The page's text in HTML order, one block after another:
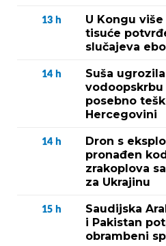
13 h
U Kongu
tisuće
slučajeva
14 h
Suša ugrozila
vodoopskrbu
posebno
Hercegovini
14 h
Dron s
pronađen
zrakoplova
za Ukrajinu
15 h
Saudijska
i Pakistan
obrambeni